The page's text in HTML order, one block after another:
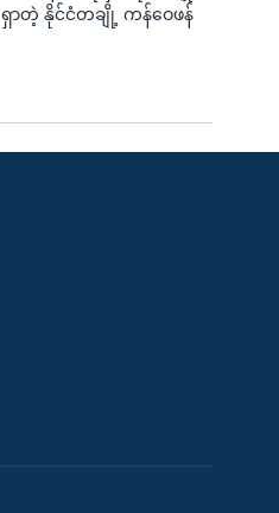
ရှာတဲ့ နိုင်ငံတချို့ ကန်ဝေဖန်